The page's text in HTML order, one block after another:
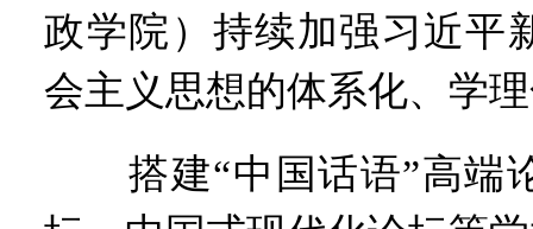
政学院）持续加强习近平
会主义思想的体系化、学
搭建“中国话语”高端